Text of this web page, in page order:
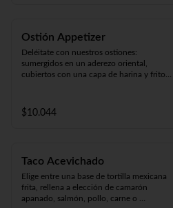
Ostión Appetizer
Deléitate con nuestros ostiones:
sumergidos en un aderezo oriental,
cubiertos con una capa de harina y fritos
cinco unidades repletas de sabor!
$10.044
Taco Acevichado
Elige entre una base de tortilla mexicana
frita, rellena a elección de camarón
apanado, salmón, pollo, carne o